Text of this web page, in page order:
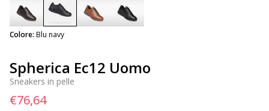
Spherica Ec12 Uomo
Sneakers in pelle
€76,64
Colore: Blu navyselected